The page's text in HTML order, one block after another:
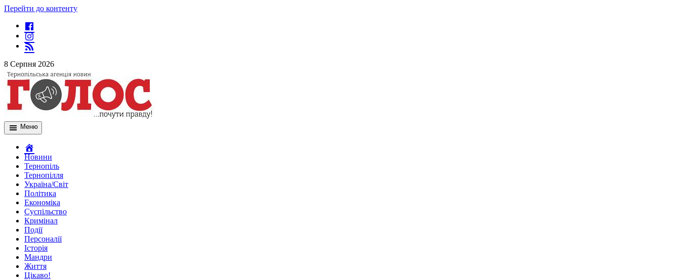
Перейти до контенту
8 Серпня 2026
Меню
Новини
Тернопіль
Тернопілля
Україна/Світ
Політика
Економіка
Суспільство
Кримінал
Події
Персоналії
Історія
Мандри
Життя
Цікаво!